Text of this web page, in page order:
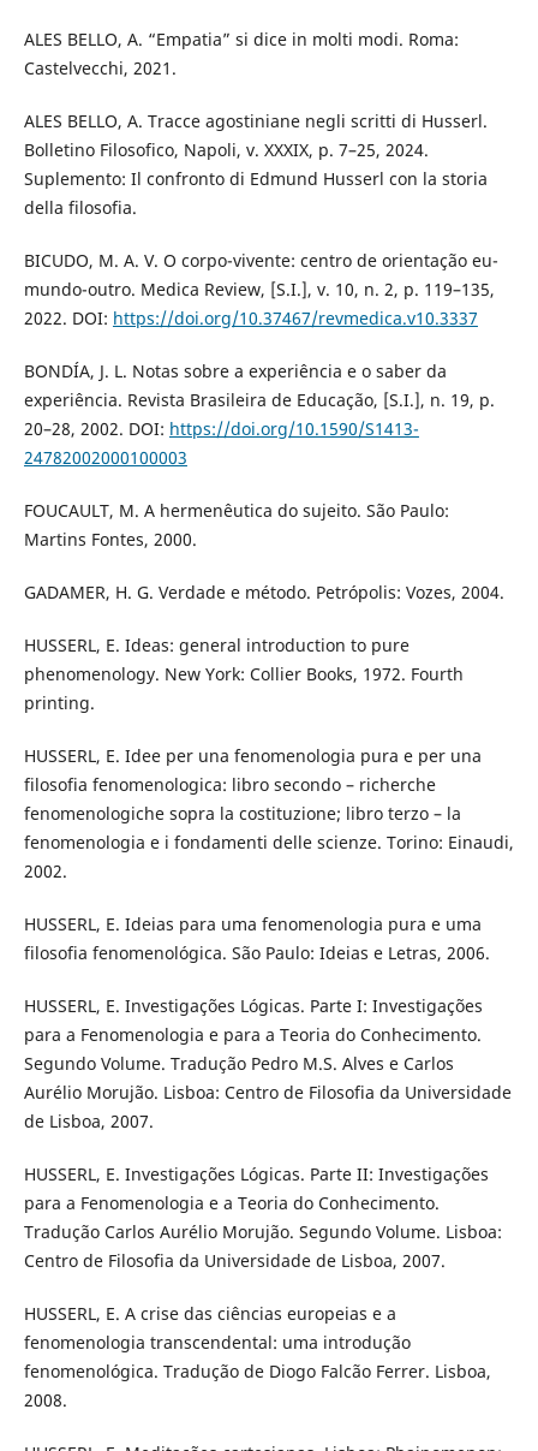
ALES BELLO, A. “Empatia” si dice in molti modi. Roma:
Castelvecchi, 2021.
ALES BELLO, A. Tracce agostiniane negli scritti di Husserl.
Bolletino Filosofico, Napoli, v. XXXIX, p. 7–25, 2024.
Suplemento: Il confronto di Edmund Husserl con la storia
della filosofia.
BICUDO, M. A. V. O corpo-vivente: centro de orientação eu-
mundo-outro. Medica Review, [S.I.], v. 10, n. 2, p. 119–135,
2022. DOI: https://doi.org/10.37467/revmedica.v10.3337
BONDÍA, J. L. Notas sobre a experiência e o saber da
experiência. Revista Brasileira de Educação, [S.I.], n. 19, p.
20–28, 2002. DOI: https://doi.org/10.1590/S1413-
24782002000100003
FOUCAULT, M. A hermenêutica do sujeito. São Paulo:
Martins Fontes, 2000.
GADAMER, H. G. Verdade e método. Petrópolis: Vozes, 2004.
HUSSERL, E. Ideas: general introduction to pure
phenomenology. New York: Collier Books, 1972. Fourth
printing.
HUSSERL, E. Idee per una fenomenologia pura e per una
filosofia fenomenologica: libro secondo – richerche
fenomenologiche sopra la costituzione; libro terzo – la
fenomenologia e i fondamenti delle scienze. Torino: Einaudi,
2002.
HUSSERL, E. Ideias para uma fenomenologia pura e uma
filosofia fenomenológica. São Paulo: Ideias e Letras, 2006.
HUSSERL, E. Investigações Lógicas. Parte I: Investigações
para a Fenomenologia e para a Teoria do Conhecimento.
Segundo Volume. Tradução Pedro M.S. Alves e Carlos
Aurélio Morujão. Lisboa: Centro de Filosofia da Universidade
de Lisboa, 2007.
HUSSERL, E. Investigações Lógicas. Parte II: Investigações
para a Fenomenologia e a Teoria do Conhecimento.
Tradução Carlos Aurélio Morujão. Segundo Volume. Lisboa:
Centro de Filosofia da Universidade de Lisboa, 2007.
HUSSERL, E. A crise das ciências europeias e a
fenomenologia transcendental: uma introdução
fenomenológica. Tradução de Diogo Falcão Ferrer. Lisboa,
2008.